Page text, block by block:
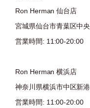
Ron Herman 仙台店
宮城県仙台市青葉区中
営業時間: 11:00-20:00
Ron Herman 横浜店
神奈川県横浜市中区新
営業時間: 11:00-20:00